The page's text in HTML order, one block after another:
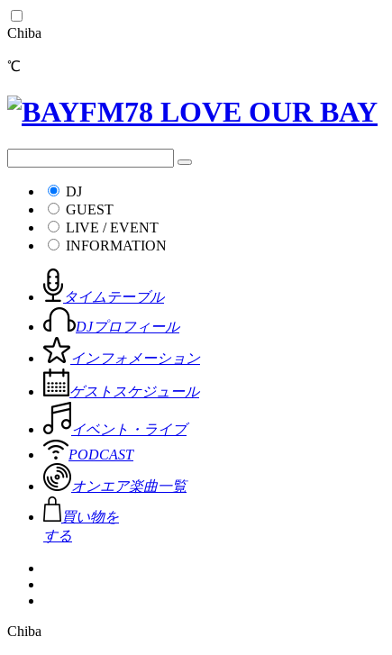
Chiba
℃
DJ
GUEST
LIVE / EVENT
INFORMATION
タイムテーブル
DJプロフィール
インフォメーション
ゲストスケジュール
イベント・ライブ
PODCAST
オンエア楽曲一覧
買い物を
する
Chiba